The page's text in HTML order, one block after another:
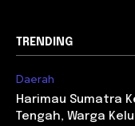
TRENDING
Daerah
Harimau Sumatra
Tengah, Warga